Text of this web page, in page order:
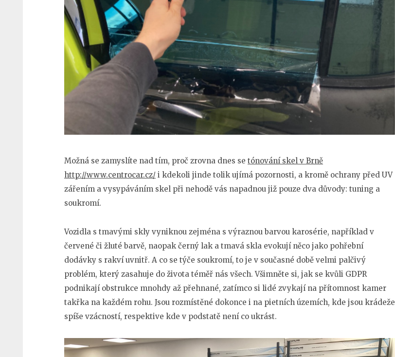
Možná se zamyslíte nad tím, proč zrovna dnes se tónování skel v Brně
http://www.centrocar.cz/ i kdekoli jinde tolik ujímá pozornosti, a kromě ochrany před UV
zářením a vysypáváním skel při nehodě vás napadnou již pouze dva důvody: tuning a
soukromí.
Vozidla s tmavými skly vyniknou zejména s výraznou barvou karosérie, například v
červené či žluté barvě, naopak černý lak a tmavá skla evokují něco jako pohřební
dodávky s rakví uvnitř. A co se týče soukromí, to je v současné době velmi palčivý
problém, který zasahuje do života téměř nás všech. Všimněte si, jak se kvůli GDPR
podnikají obstrukce mnohdy až přehnané, zatímco si lidé zvykají na přítomnost kamer
takřka na každém rohu. Jsou rozmístěné dokonce i na pietních územích, kde jsou krádeže
spíše vzácností, respektive kde v podstatě není co ukrást.